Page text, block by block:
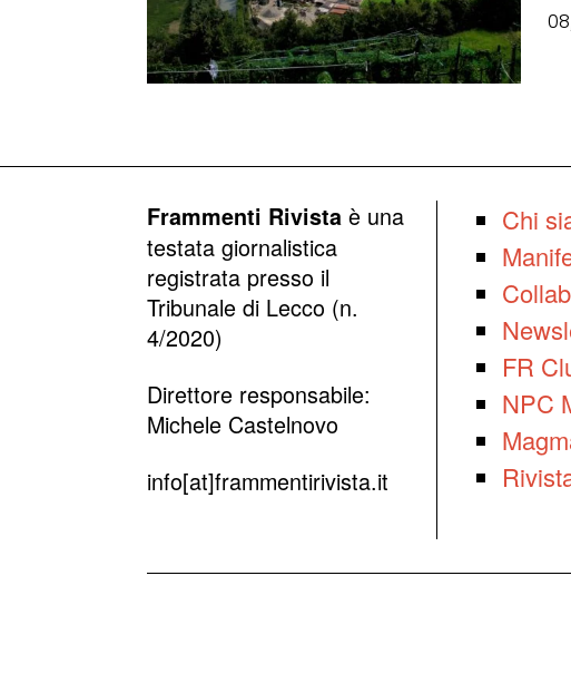
Frammenti Rivista è una
testata giornalistica
registrata presso il
Tribunale di Lecco (n.
4/2020)
Direttore responsabile:
Michele Castelnovo
info[at]frammentirivista.it
Chi
FR
NPC